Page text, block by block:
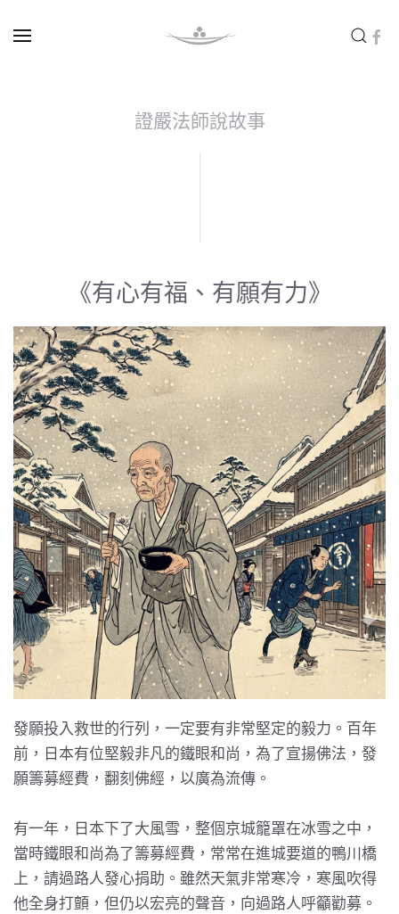
證嚴法師說故事
《有心有福、有願有力》
發願投入救世的行列，一定要有非常堅定的毅力。百年
前，日本有位堅毅非凡的鐵眼和尚，為了宣揚佛法，發
願籌募經費，翻刻佛經，以廣為流傳。
有一年，日本下了大風雪，整個京城籠罩在冰雪之中，
當時鐵眼和尚為了籌募經費，常常在進城要道的鴨川橋
上，請過路人發心捐助。雖然天氣非常寒冷，寒風吹得
他全身打顫，但仍以宏亮的聲音，向過路人呼籲勸募。